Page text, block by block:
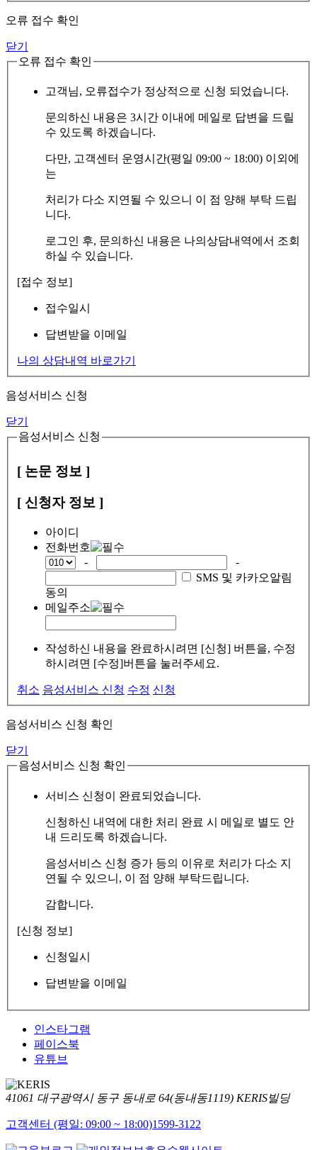
오류 접수 확인
닫기
오류 접수 확인
고객님, 오류접수가 정상적으로 신청 되었습니다.
문의하신 내용은 3시간 이내에 메일로 답변을 드릴
수 있도록 하겠습니다.
다만, 고객센터 운영시간(평일 09:00 ~ 18:00) 이외에
는
처리가 다소 지연될 수 있으니 이 점 양해 부탁 드립
니다.
로그인 후, 문의하신 내용은 나의상담내역에서 조회
하실 수 있습니다.
[접수 정보]
접수일시
답변받을 이메일
나의 상담내역 바로가기
음성서비스 신청
닫기
음성서비스 신청
[ 논문 정보 ]
[ 신청자 정보 ]
아이디
전화번호
-
-
SMS 및 카카오알림
동의
메일주소
작성하신 내용을 완료하시려면 [신청] 버튼을, 수정
하시려면 [수정]버튼을 눌러주세요.
취소 음성서비스 신청 수정 신청
음성서비스 신청 확인
닫기
음성서비스 신청 확인
서비스 신청이 완료되었습니다.
신청하신 내역에 대한 처리 완료 시 메일로 별도 안
내 드리도록 하겠습니다.
음성서비스 신청 증가 등의 이유로 처리가 다소 지
연될 수 있으니, 이 점 양해 부탁드립니다.
감합니다.
[신청 정보]
신청일시
답변받을 이메일
인스타그램
페이스북
유튜브
41061 대구광역시 동구 동내로 64(동내동1119) KERIS빌딩
고객센터 (평일: 09:00 ~ 18:00)1599-3122